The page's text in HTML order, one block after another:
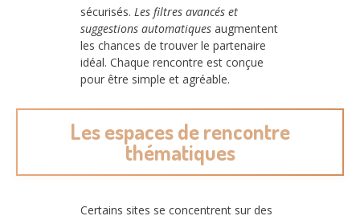
sécurisés. Les filtres avancés et
suggestions automatiques augmentent
les chances de trouver le partenaire
idéal. Chaque rencontre est conçue
pour être simple et agréable.
Les espaces de rencontre
thématiques
Certains sites se concentrent sur des